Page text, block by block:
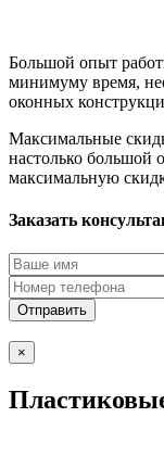
Большой опыт
минимуму время,
оконных
Максимальные
настолько большой
максимальную
Заказать
×